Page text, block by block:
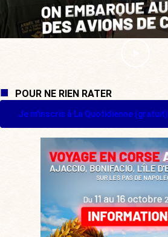
POUR NE RIEN RATER
Je m'inscris à La Quotidienne (gratuit)